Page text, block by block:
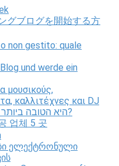
グブログを開始する方
non gestito: quale
und werde ein
μουσικούς,
καλλιτέχνες και DJ
איזו תוכנית HostGator היא הטובה ביותר עבורך?
업체 5 곳
ელექტრონული